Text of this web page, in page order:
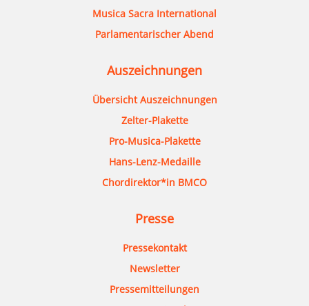
Musica Sacra International
Parlamentarischer Abend
Auszeichnungen
Übersicht Auszeichnungen
Zelter-Plakette
Pro-Musica-Plakette
Hans-Lenz-Medaille
Chordirektor*in BMCO
Presse
Pressekontakt
Newsletter
Pressemitteilungen